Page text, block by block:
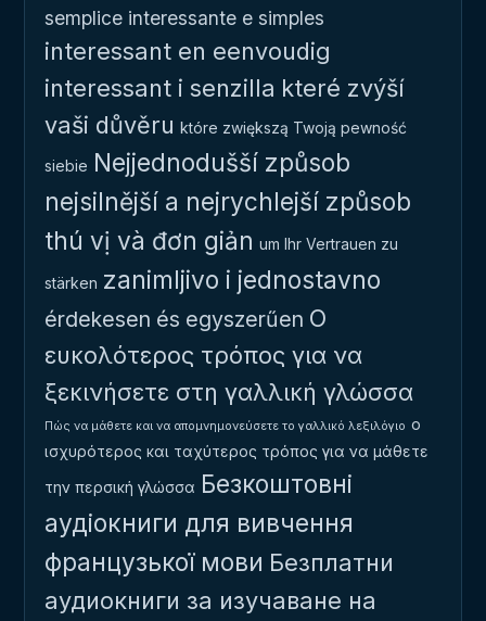
semplice interessante e simples
interessant en eenvoudig
interessant i senzilla které zvýší
vaši důvěru które zwiększą Twoją pewność
siebie Nejjednodušší způsob
nejsilnější a nejrychlejší způsob
thú vị và đơn giản um Ihr Vertrauen zu
stärken zanimljivo i jednostavno
érdekesen és egyszerűen Ο
ευκολότερος τρόπος για να
ξεκινήσετε στη γαλλική γλώσσα
Πώς να μάθετε και να απομνημονεύσετε το γαλλικό λεξιλόγιο ο
ισχυρότερος και ταχύτερος τρόπος για να μάθετε
την περσική γλώσσα Безкоштовні
аудіокниги для вивчення
французької мови Безплатни
аудиокниги за изучаване на